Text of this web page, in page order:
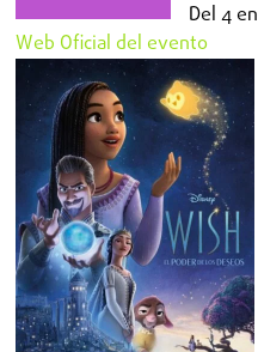
Del4
Web Oficial del evento